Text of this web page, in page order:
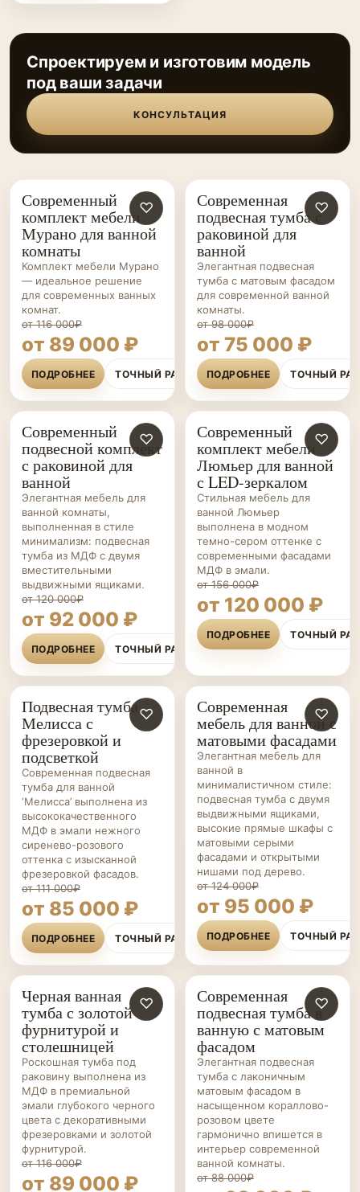
Спроектируем и изготовим модель
под ваши задачи
КОНСУЛЬТАЦИЯ
МЕБЕЛЬ ДЛЯ
ВАННОЙ НА ЗАКАЗ
♡
Современный
комплект мебели
Мурано для ванной
комнаты
Комплект мебели Мурано
— идеальное решение
для современных ванных
комнат.
от 116 000₽
от 89 000 ₽
ПОДРОБНЕЕ ТОЧНЫЙ РАСЧЁТ
МЕБЕЛЬ ДЛЯ
ВАННОЙ НА ЗАКАЗ
♡
Современная
подвесная тумба с
раковиной для
ванной
Элегантная подвесная
тумба с матовым фасадом
для современной ванной
комнаты.
от 98 000₽
от 75 000 ₽
ПОДРОБНЕЕ ТОЧНЫЙ
МЕБЕЛЬ ДЛЯ
ВАННОЙ НА ЗАКАЗ
♡
Современный
подвесной комплект
с раковиной для
ванной
Элегантная мебель для
ванной комнаты,
выполненная в стиле
минимализм: подвесная
тумба из МДФ с двумя
вместительными
выдвижными ящиками.
от 120 000₽
от 92 000 ₽
ПОДРОБНЕЕ ТОЧНЫЙ РАСЧЁТ
МЕБЕЛЬ ДЛЯ
ВАННОЙ НА ЗАКАЗ
♡
Современный
комплект мебели
Люмьер для ванной
с LED-зеркалом
Стильная мебель для
ванной Люмьер
выполнена в модном
темно-сером оттенке с
современными фасадами
МДФ в эмали.
от 156 000₽
от 120 000 ₽
ПОДРОБНЕЕ ТОЧНЫЙ
МЕБЕЛЬ ДЛЯ
ВАННОЙ НА ЗАКАЗ
♡
Подвесная тумба
Мелисса с
фрезеровкой и
подсветкой
Современная подвесная
тумба для ванной
‘Мелисса’ выполнена из
высококачественного
МДФ в эмали нежного
сиренево-розового
оттенка с изысканной
фрезеровкой фасадов.
от 111 000₽
от 85 000 ₽
ПОДРОБНЕЕ ТОЧНЫЙ РАСЧЁТ
МЕБЕЛЬ ДЛЯ
ВАННОЙ НА ЗАКАЗ
♡
Современная
мебель для ванной с
матовыми фасадами
Элегантная мебель для
ванной в
минималистичном стиле:
подвесная тумба с двумя
выдвижными ящиками,
высокие прямые шкафы с
матовыми серыми
фасадами и открытыми
нишами под дерево.
от 124 000₽
от 95 000 ₽
ПОДРОБНЕЕ ТОЧНЫЙ
МЕБЕЛЬ ДЛЯ
ВАННОЙ НА ЗАКАЗ
♡
Черная ванная
тумба с золотой
фурнитурой и
столешницей
Роскошная тумба под
раковину выполнена из
МДФ в премиальной
эмали глубокого черного
цвета с декоративными
фрезеровками и золотой
фурнитурой.
от 116 000₽
от 89 000 ₽
МЕБЕЛЬ ДЛЯ
ВАННОЙ НА ЗАКАЗ
♡
Современная
подвесная тумба в
ванную с матовым
фасадом
Элегантная подвесная
тумба с лаконичным
матовым фасадом в
насыщенном кораллово-
розовом цвете
гармонично впишется в
интерьер современной
ванной комнаты.
от 88 000₽